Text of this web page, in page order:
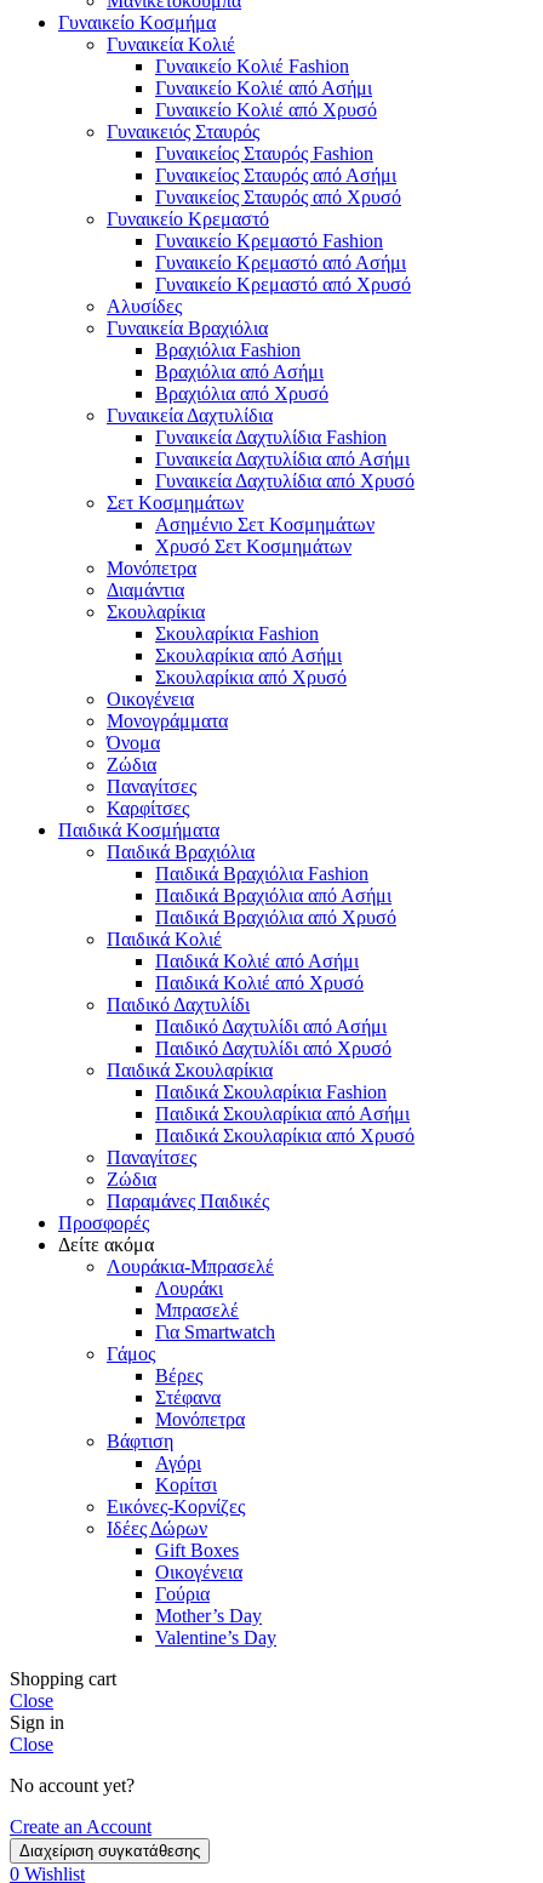
Γυναικείο Κοσμήμα
Γυναικεία Κολιέ
Γυναικείο Κολιέ Fashion
Γυναικείο Κολιέ από Ασήμι
Γυναικείο Κολιέ από Χρυσό
Γυναικειός Σταυρός
Γυναικείος Σταυρός Fashion
Γυναικείος Σταυρός από Ασήμι
Γυναικείος Σταυρός από Χρυσό
Γυναικείο Κρεμαστό
Γυναικείο Κρεμαστό Fashion
Γυναικείο Κρεμαστό από Ασήμι
Γυναικείο Κρεμαστό από Χρυσό
Αλυσίδες
Γυναικεία Βραχιόλια
Βραχιόλια Fashion
Βραχιόλια από Ασήμι
Βραχιόλια από Χρυσό
Γυναικεία Δαχτυλίδια
Γυναικεία Δαχτυλίδια Fashion
Γυναικεία Δαχτυλίδια από Ασήμι
Γυναικεία Δαχτυλίδια από Χρυσό
Σετ Κοσμημάτων
Ασημένιο Σετ Κοσμημάτων
Χρυσό Σετ Κοσμημάτων
Μονόπετρα
Διαμάντια
Σκουλαρίκια
Σκουλαρίκια Fashion
Σκουλαρίκια από Ασήμι
Σκουλαρίκια από Χρυσό
Οικογένεια
Μονογράμματα
Όνομα
Ζώδια
Παναγίτσες
Καρφίτσες
Παιδικά Κοσμήματα
Παιδικά Βραχιόλια
Παιδικά Βραχιόλια Fashion
Παιδικά Βραχιόλια από Ασήμι
Παιδικά Βραχιόλια από Χρυσό
Παιδικά Κολιέ
Παιδικά Κολιέ από Ασήμι
Παιδικά Κολιέ από Χρυσό
Παιδικό Δαχτυλίδι
Παιδικό Δαχτυλίδι από Ασήμι
Παιδικό Δαχτυλίδι από Χρυσό
Παιδικά Σκουλαρίκια
Παιδικά Σκουλαρίκια Fashion
Παιδικά Σκουλαρίκια από Ασήμι
Παιδικά Σκουλαρίκια από Χρυσό
Παναγίτσες
Ζώδια
Παραμάνες Παιδικές
Προσφορές
Δείτε ακόμα
Λουράκια-Μπρασελέ
Λουράκι
Μπρασελέ
Για Smartwatch
Γάμος
Βέρες
Στέφανα
Μονόπετρα
Βάφτιση
Αγόρι
Κορίτσι
Εικόνες-Κορνίζες
Ιδέες Δώρων
Gift Boxes
Οικογένεια
Γούρια
Mother’s Day
Valentine’s Day
Shopping cart
Close
Sign in
Close
No account yet?
Create an Account
Διαχείριση συγκατάθεσης
0 Wishlist